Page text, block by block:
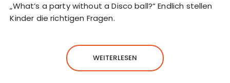
„What’s a party without a Disco ball?“ Endlich stellen
Kinder die richtigen Fragen.
WEITERLESEN